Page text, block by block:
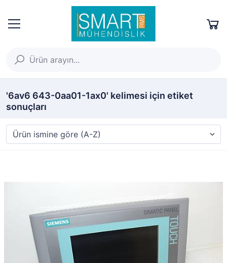
'6av6 643-0aa01-1ax0' kelimesi için etiket
sonuçları